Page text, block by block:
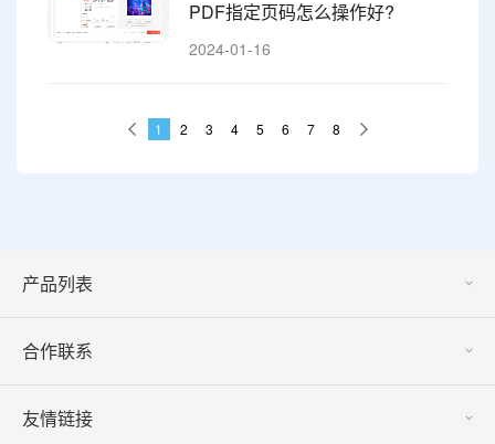
PDF指定页码怎么操作好?
2024-01-16
1 2 3 4 5 6 7 8
产品列表
合作联系
友情链接